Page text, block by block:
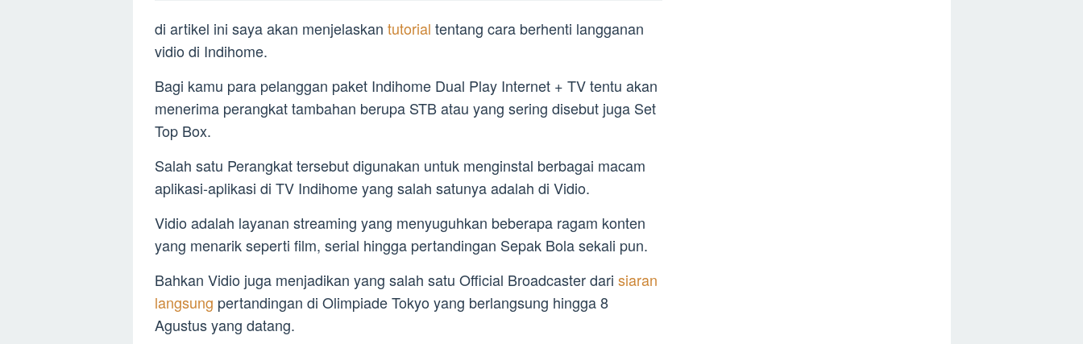
di artikel ini saya akan menjelaskan tutorial tentang cara berhenti langganan
vidio di Indihome.
Bagi kamu para pelanggan paket Indihome Dual Play Internet + TV tentu akan
menerima perangkat tambahan berupa STB atau yang sering disebut juga Set
Top Box.
Salah satu Perangkat tersebut digunakan untuk menginstal berbagai macam
aplikasi-aplikasi di TV Indihome yang salah satunya adalah di Vidio.
Vidio adalah layanan streaming yang menyuguhkan beberapa ragam konten
yang menarik seperti film, serial hingga pertandingan Sepak Bola sekali pun.
Bahkan Vidio juga menjadikan yang salah satu Official Broadcaster dari siaran
langsung pertandingan di Olimpiade Tokyo yang berlangsung hingga 8
Agustus yang datang.